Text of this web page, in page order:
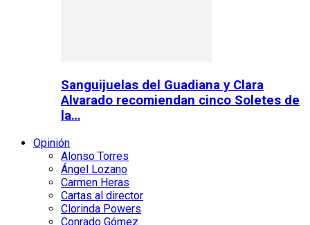
Sanguijuelas del Guadiana y Clara
Alvarado recomiendan cinco Soletes de
la…
Opinión
Alonso Torres
Ángel Lozano
Carmen Heras
Cartas al director
Clorinda Powers
Conrado Gómez